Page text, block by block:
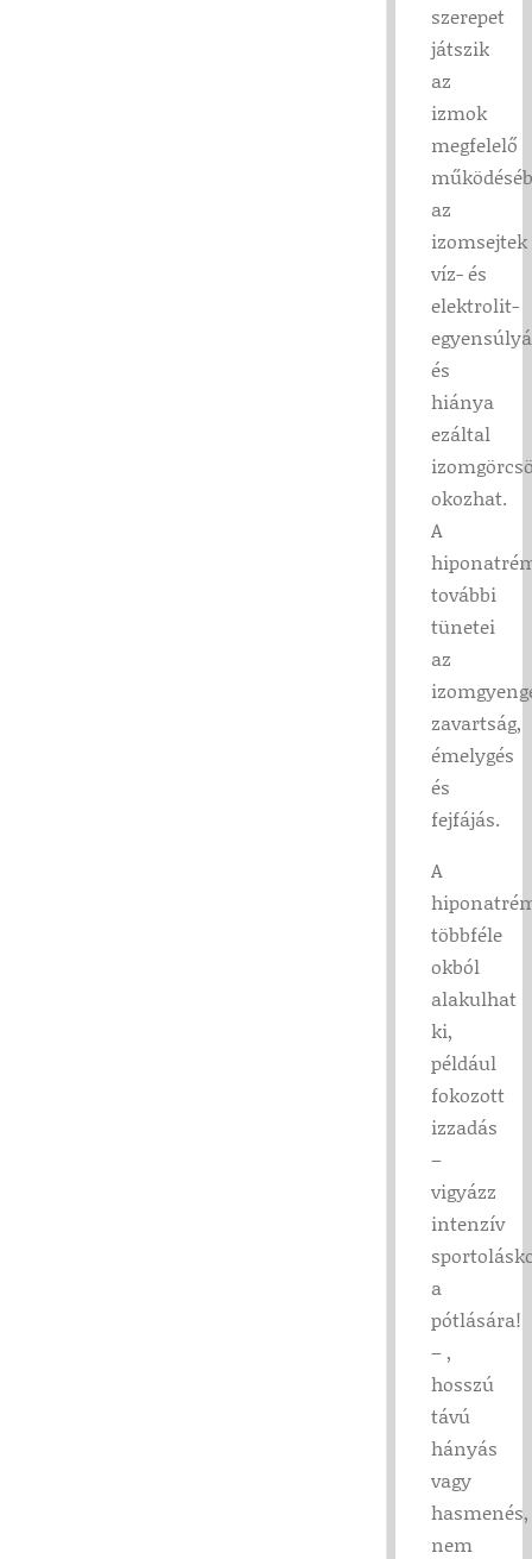
szerepet
játszik
az
izmok
megfelelő
az
izomsejtek
víz- és
elektrolit-
és
hiánya
ezáltal
okozhat.
A
további
tünetei
az
zavartság,
émelygés
és
fejfájás.
A
többféle
okból
alakulhat
ki,
például
fokozott
izzadás
–
vigyázz
intenzív
a
pótlására!
– ,
hosszú
távú
hányás
vagy
hasmenés,
nem